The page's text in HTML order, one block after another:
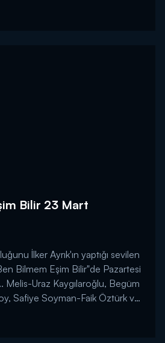
Bilir 23 Mart
İlker Ayrık'ın yaptığı sevilen
Bilmem Eşim Bilir"de Pazartesi
Melis-Uraz Kaygılaroğlu, Begüm
Safiye Soyman-Faik Öztürk ve